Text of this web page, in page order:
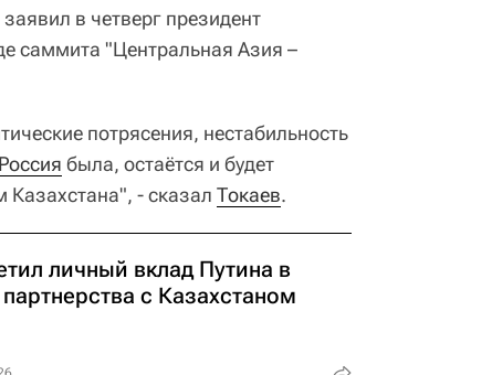
в четверг президент
саммита "Центральная Азия –
потрясения, нестабильность
Россия была, остаётся и будет
Казахстана", - сказал Токаев.
личный вклад Путина в
с Казахстаном